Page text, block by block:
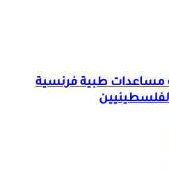
طبية فرنسية